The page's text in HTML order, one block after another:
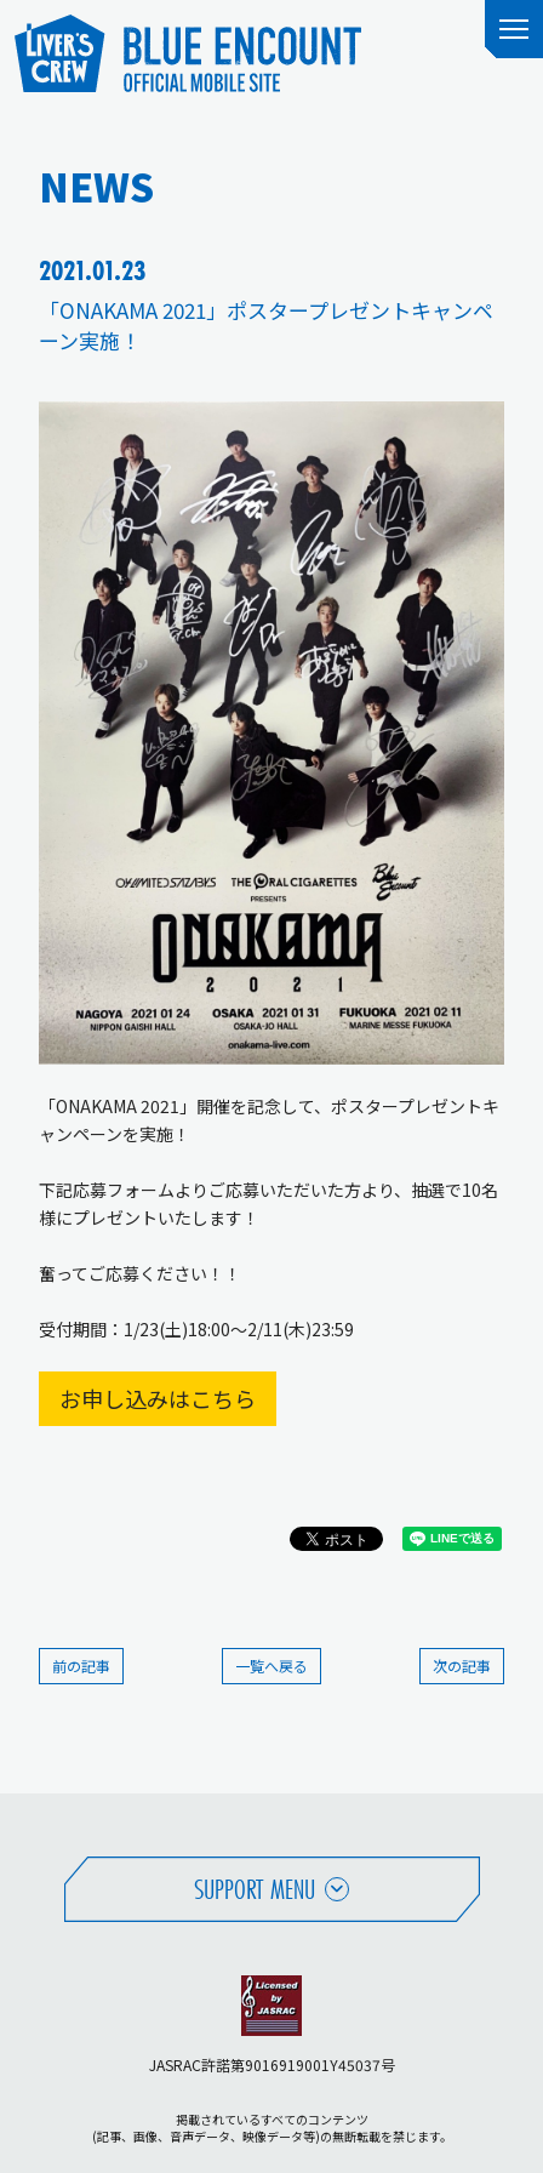
新規入会 ログイン
OFFICIAL GOODS OFFICIAL SITE
NEWS
2021.01.23
「ONAKAMA 2021」ポスタープレゼントキャンペ
ーン実施！
「ONAKAMA 2021」開催を記念して、ポスタープレゼントキ
ャンペーンを実施！
下記応募フォームよりご応募いただいた方より、抽選で10名
様にプレゼントいたします！
奮ってご応募ください！！
受付期間：1/23(土)18:00〜2/11(木)23:59
お申し込みはこちら
次の記事
一覧へ戻る
前の記事
SUPPORT MENU
JASRAC許諾第9016919001Y45037号
掲載されているすべてのコンテンツ
(記事、画像、音声データ、映像データ等)の無断転載を禁じます。